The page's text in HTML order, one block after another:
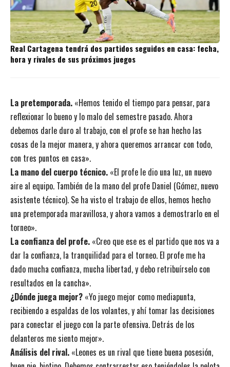
Real Cartagena tendrá dos partidos seguidos en casa: fecha,
hora y rivales de sus próximos juegos
La pretemporada. «Hemos tenido el tiempo para pensar, para
reflexionar lo bueno y lo malo del semestre pasado. Ahora
debemos darle duro al trabajo, con el profe se han hecho las
cosas de la mejor manera, y ahora queremos arrancar con todo,
con tres puntos en casa».
La mano del cuerpo técnico. «El profe le dio una luz, un nuevo
aire al equipo. También de la mano del profe Daniel (Gómez, nuevo
asistente técnico). Se ha visto el trabajo de ellos, hemos hecho
una pretemporada maravillosa, y ahora vamos a demostrarlo en el
torneo».
La confianza del profe. «Creo que ese es el partido que nos va a
dar la confianza, la tranquilidad para el torneo. El profe me ha
dado mucha confianza, mucha libertad, y debo retribuírselo con
resultados en la cancha».
¿Dónde juega mejor? «Yo juego mejor como mediapunta,
recibiendo a espaldas de los volantes, y ahí tomar las decisiones
para conectar el juego con la parte ofensiva. Detrás de los
delanteros me siento mejor».
Análisis del rival. «Leones es un rival que tiene buena posesión,